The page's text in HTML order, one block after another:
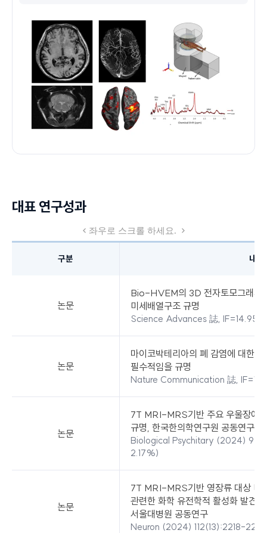
대표 연구성과
구분되어
구분 내용
논문
Bio-HVEM의 3D 전자토모그래피
미세배열구조 규명
Science Advances 誌, IF=14.95,
논문
마이코박테리아의 폐 감염에 대한
필수적임을 규명
Nature Communication 誌,
논문
7T MRI-MRS기반 주요 우울장애
규명, 한국한의학연구원 공동연구
Biological Psychitary (2024)
2.17%)
논문
7T MRI-MRS기반 영장류 대상 비
관련한 화학 유전학적 활성화 발견,
서울대병원 공동연구
Neuron (2024) 112(13):2218-